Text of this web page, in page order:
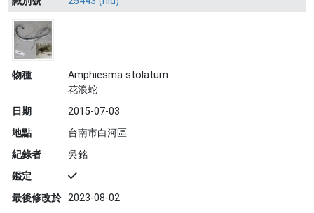
物種
Amphiesma stolatum
花浪蛇
日期
2015-07-03
地點
台南市白河區
紀錄者
吳銘
鑑定
最後修改於 2023-08-02